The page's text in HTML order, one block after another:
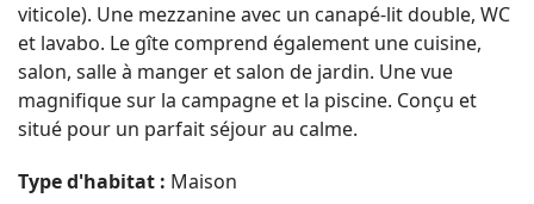
viticole). Une mezzanine avec un canapé-lit double, WC
et lavabo. Le gîte comprend également une cuisine,
salon, salle à manger et salon de jardin. Une vue
magnifique sur la campagne et la piscine. Conçu et
situé pour un parfait séjour au calme.
Type d'habitat : Maison